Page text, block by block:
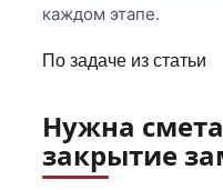
каждом этапе.
По задаче из статьи
Нужна
закрытие